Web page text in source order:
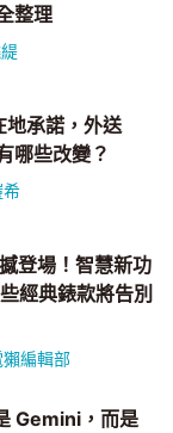
整理
承諾，外送
哪些改變？
希
登場！智慧新功
經典錶款將告別
獺編輯部
Gemini，而是